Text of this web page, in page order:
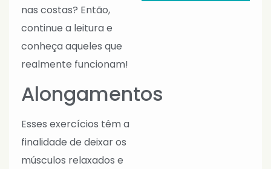
nas costas? Então,
continue a leitura e
conheça aqueles que
realmente funcionam!
Alongamentos
Esses exercícios têm a
finalidade de deixar os
músculos relaxados e